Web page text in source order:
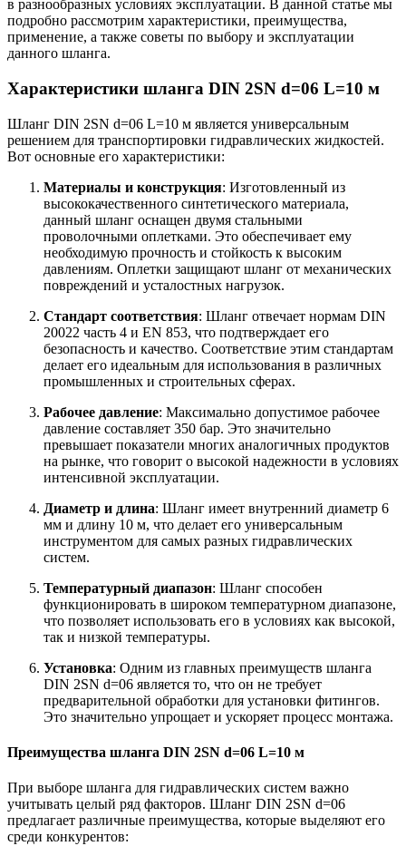
в разнообразных условиях эксплуатации. В данной статье мы
подробно рассмотрим характеристики, преимущества,
применение, а также советы по выбору и эксплуатации
данного шланга.
Характеристики шланга DIN 2SN d=06 L=10 м
Шланг DIN 2SN d=06 L=10 м является универсальным
решением для транспортировки гидравлических жидкостей.
Вот основные его характеристики:
Материалы и конструкция: Изготовленный из
высококачественного синтетического материала,
данный шланг оснащен двумя стальными
проволочными оплетками. Это обеспечивает ему
необходимую прочность и стойкость к высоким
давлениям. Оплетки защищают шланг от механических
повреждений и усталостных нагрузок.
Стандарт соответствия: Шланг отвечает нормам DIN
20022 часть 4 и EN 853, что подтверждает его
безопасность и качество. Соответствие этим стандартам
делает его идеальным для использования в различных
промышленных и строительных сферах.
Рабочее давление: Максимально допустимое рабочее
давление составляет 350 бар. Это значительно
превышает показатели многих аналогичных продуктов
на рынке, что говорит о высокой надежности в условиях
интенсивной эксплуатации.
Диаметр и длина: Шланг имеет внутренний диаметр 6
мм и длину 10 м, что делает его универсальным
инструментом для самых разных гидравлических
систем.
Температурный диапазон: Шланг способен
функционировать в широком температурном диапазоне,
что позволяет использовать его в условиях как высокой,
так и низкой температуры.
Установка: Одним из главных преимуществ шланга
DIN 2SN d=06 является то, что он не требует
предварительной обработки для установки фитингов.
Это значительно упрощает и ускоряет процесс монтажа.
Преимущества шланга DIN 2SN d=06 L=10 м
При выборе шланга для гидравлических систем важно
учитывать целый ряд факторов. Шланг DIN 2SN d=06
предлагает различные преимущества, которые выделяют его
среди конкурентов: